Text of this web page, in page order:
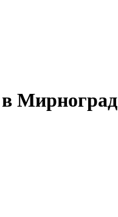
в Мирноград